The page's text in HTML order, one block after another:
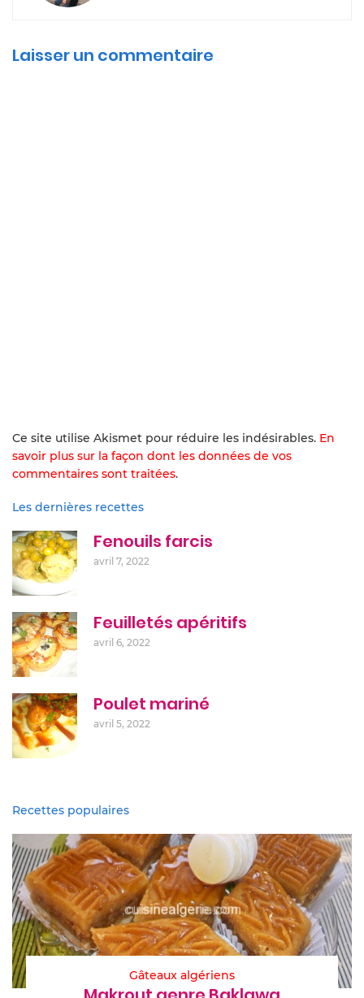
Laisser un commentaire
Ce site utilise Akismet pour réduire les indésirables. En
savoir plus sur la façon dont les données de vos
commentaires sont traitées.
Les dernières recettes
Fenouils farcis
avril 7, 2022
Feuilletés apéritifs
avril 6, 2022
Poulet mariné
avril 5, 2022
Recettes populaires
Gâteaux algériens